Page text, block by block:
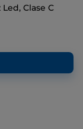
Clase C